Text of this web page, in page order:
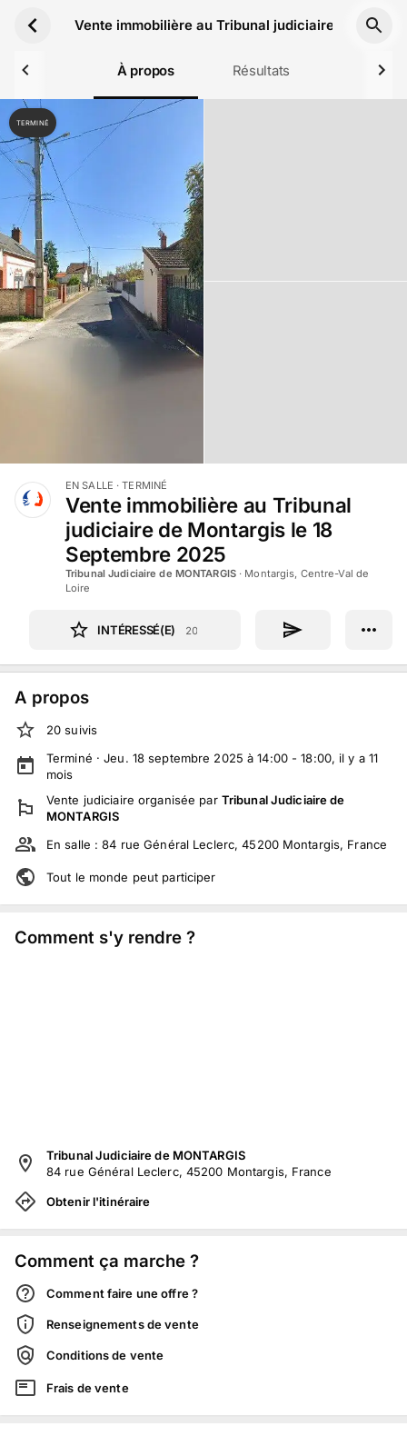
Vente immobilière au Tribunal judiciaire de
À propos Résultats
TERMINÉ
EN SALLE · TERMINÉ
Vente immobilière au Tribunal
judiciaire de Montargis le 18
Septembre 2025
Tribunal Judiciaire de MONTARGIS· Montargis, Centre-Val de
Loire
INTÉRESSÉ(E) 20
A propos
20 suivis
Terminé ·Jeu. 18 septembre 2025 à 14:00 - 18:00, il y a 11
mois
Vente judiciaire organisée par Tribunal Judiciaire de
MONTARGIS
En salle :84 rue Général Leclerc, 45200 Montargis, France
Tout le monde peut participer
Comment s'y rendre ?
Tribunal Judiciaire de MONTARGIS
84 rue Général Leclerc, 45200 Montargis, France
Obtenir l'itinéraire
Comment ça marche ?
Comment faire une offre ?
Renseignements de vente
Conditions de vente
Frais de vente